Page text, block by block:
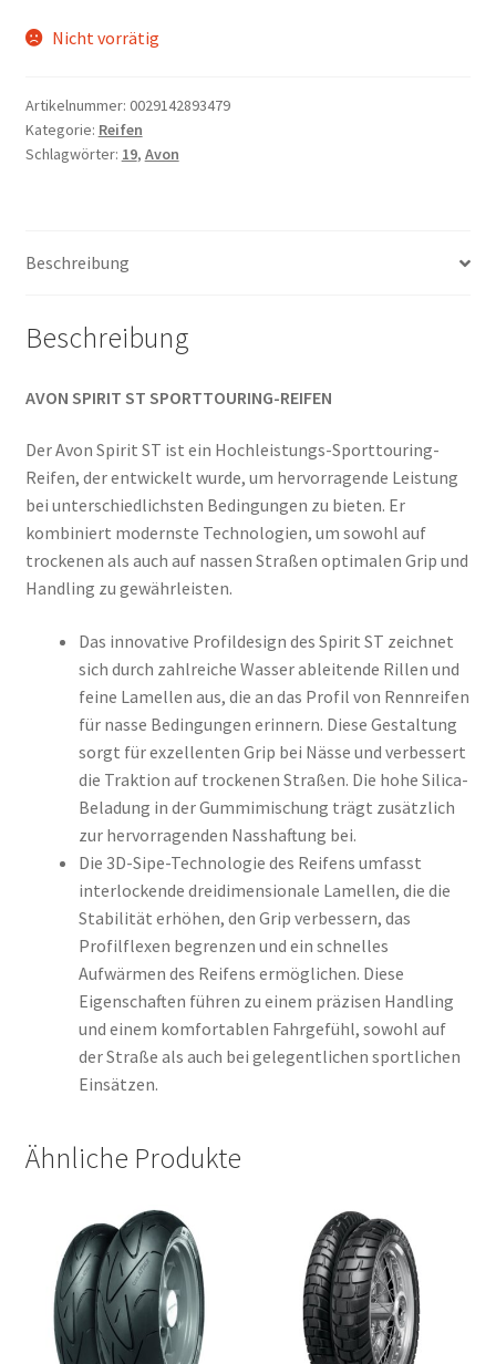
Nicht vorrätig
Artikelnummer: 0029142893479
Kategorie: Reifen
Schlagwörter: 19, Avon
Beschreibung
Beschreibung
AVON SPIRIT ST SPORTTOURING-REIFEN
Der Avon Spirit ST ist ein Hochleistungs-Sporttouring-
Reifen, der entwickelt wurde, um hervorragende Leistung
bei unterschiedlichsten Bedingungen zu bieten. Er
kombiniert modernste Technologien, um sowohl auf
trockenen als auch auf nassen Straßen optimalen Grip und
Handling zu gewährleisten.
Das innovative Profildesign des Spirit ST zeichnet
sich durch zahlreiche Wasser ableitende Rillen und
feine Lamellen aus, die an das Profil von Rennreifen
für nasse Bedingungen erinnern. Diese Gestaltung
sorgt für exzellenten Grip bei Nässe und verbessert
die Traktion auf trockenen Straßen. Die hohe Silica-
Beladung in der Gummimischung trägt zusätzlich
zur hervorragenden Nasshaftung bei.
Die 3D-Sipe-Technologie des Reifens umfasst
interlockende dreidimensionale Lamellen, die die
Stabilität erhöhen, den Grip verbessern, das
Profilflexen begrenzen und ein schnelles
Aufwärmen des Reifens ermöglichen. Diese
Eigenschaften führen zu einem präzisen Handling
und einem komfortablen Fahrgefühl, sowohl auf
der Straße als auch bei gelegentlichen sportlichen
Einsätzen.
Ähnliche Produkte